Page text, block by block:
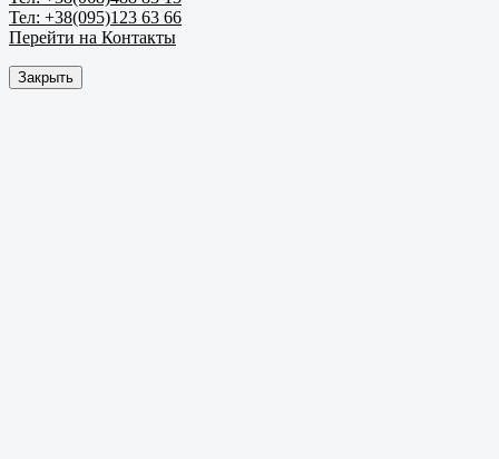
Тел: +38(095)123 63 66
Перейти на Контакты
Закрыть